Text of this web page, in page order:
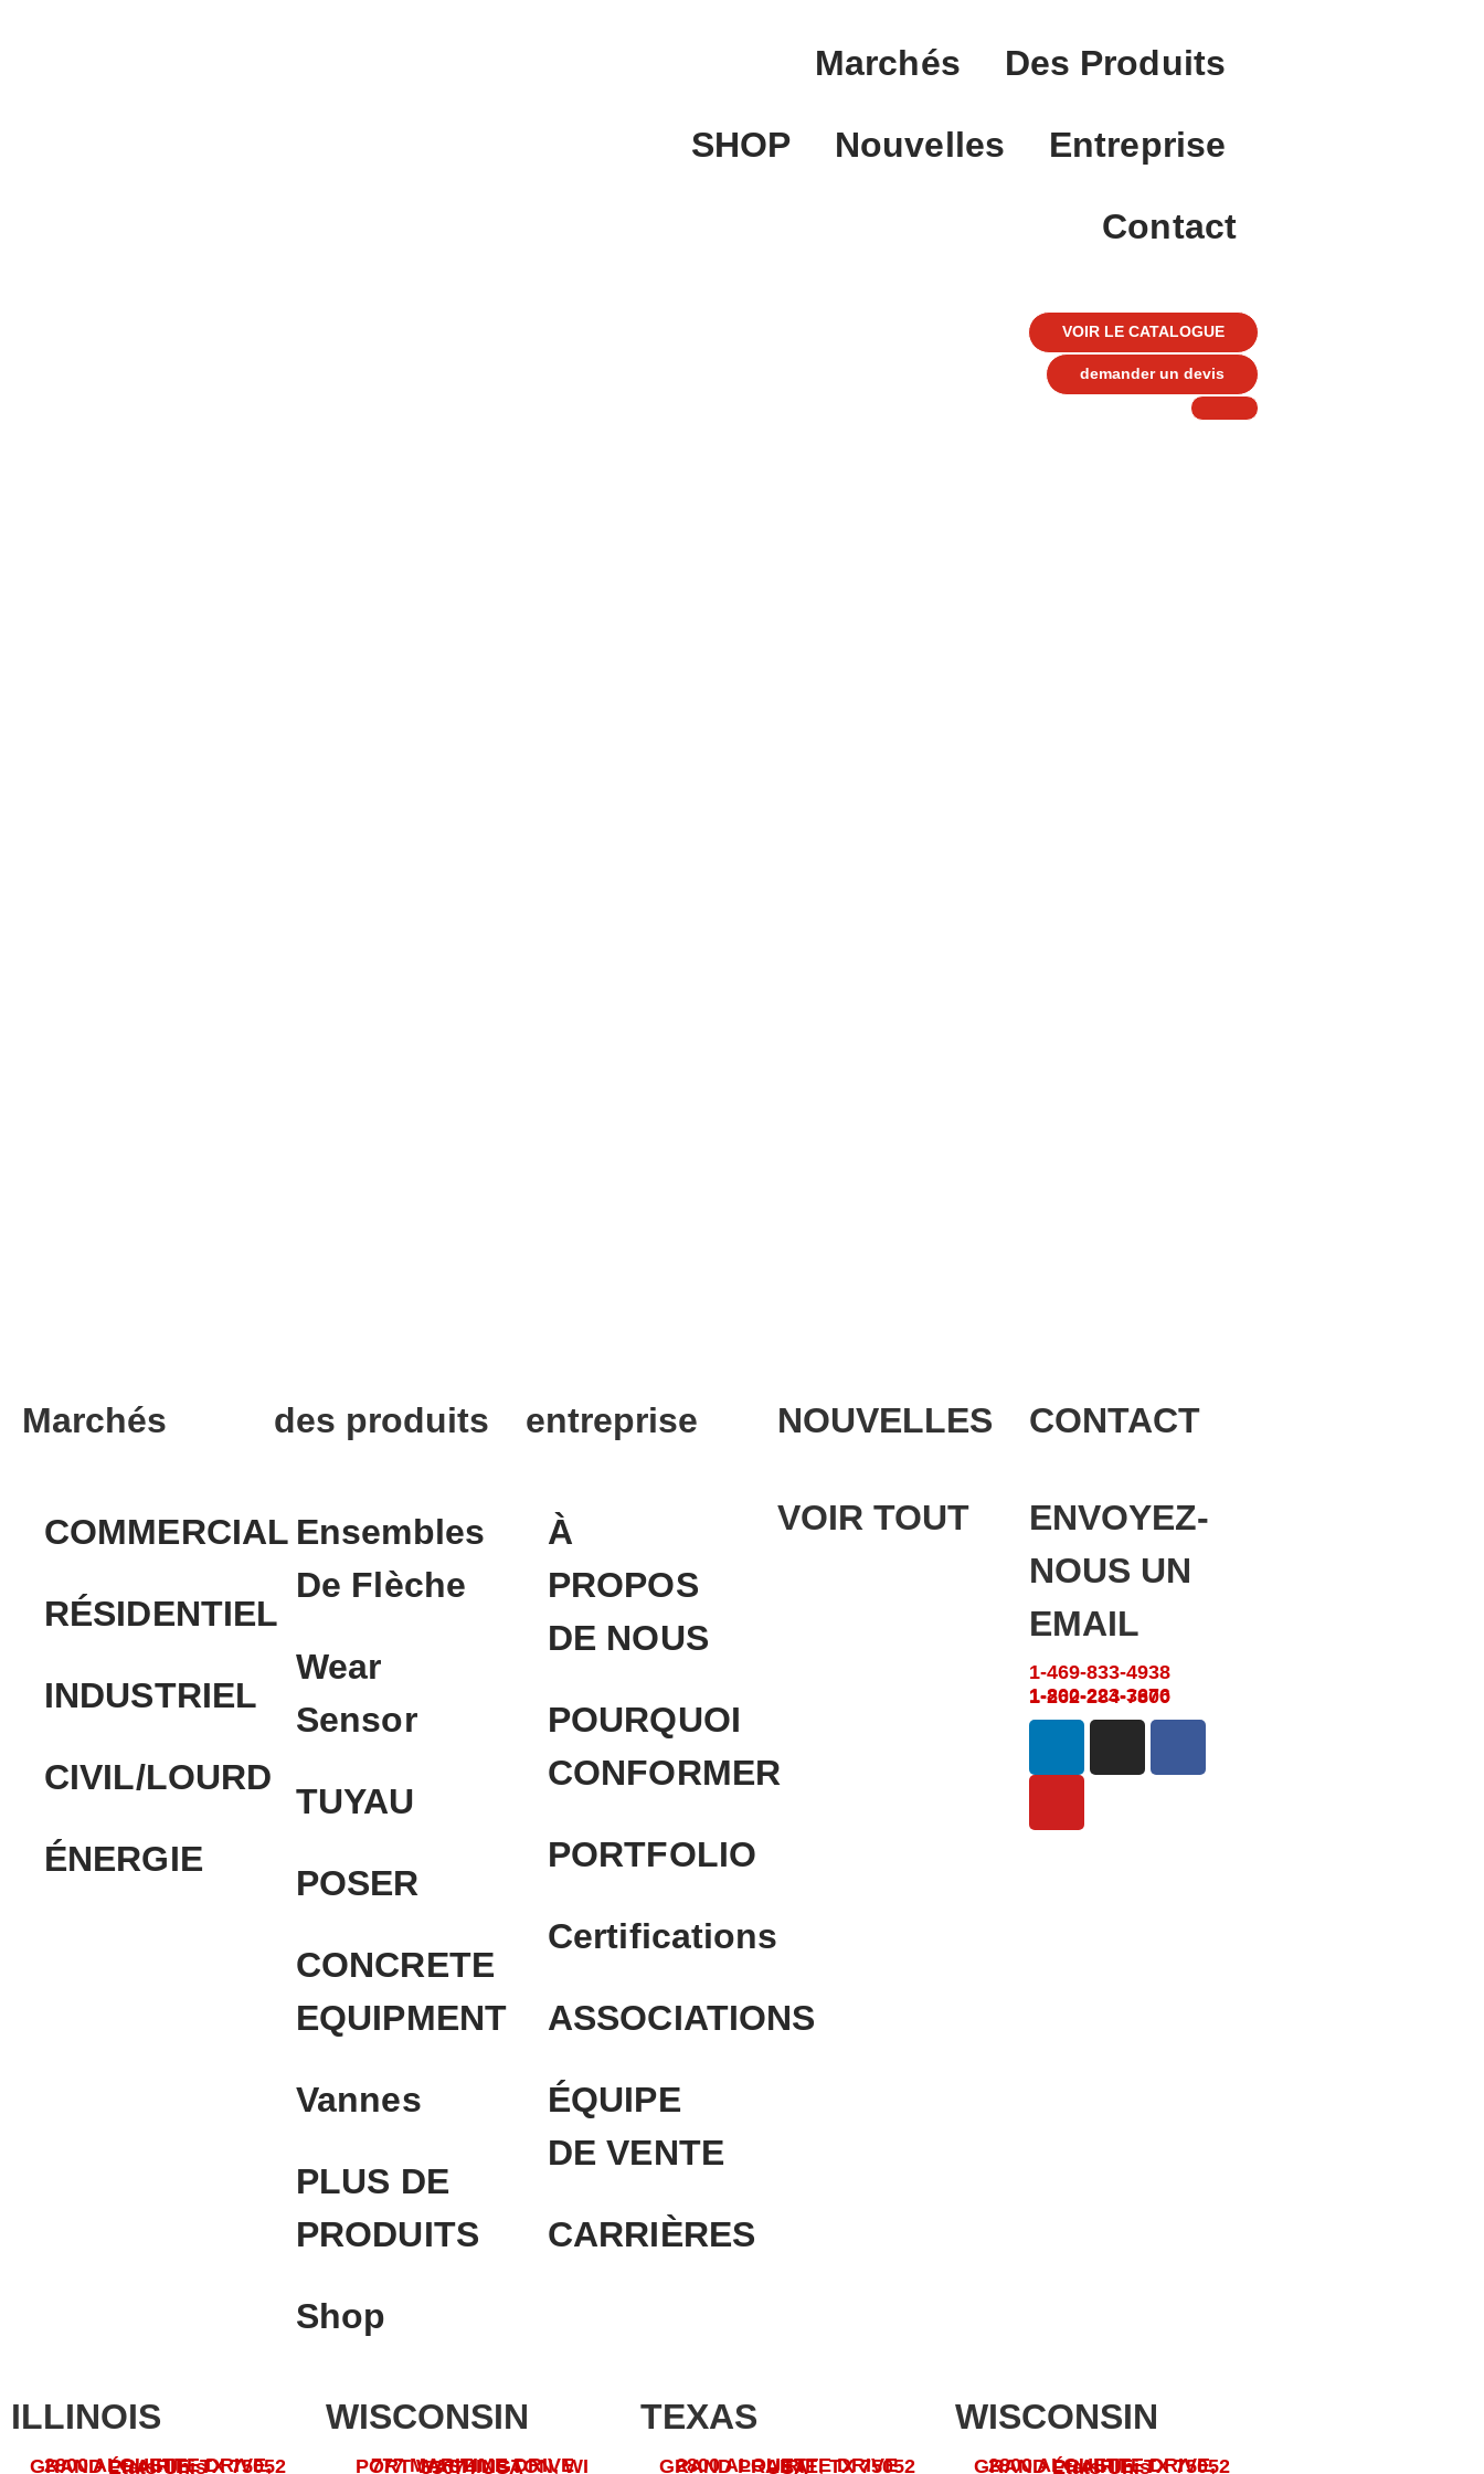
Marchés Des Produits
SHOP Nouvelles Entreprise
Contact
VOIR LE CATALOGUE
demander un devis
Marchés
COMMERCIAL
RÉSIDENTIEL
INDUSTRIEL
CIVIL/LOURD
ÉNERGIE
des produits
Ensembles
De Flèche
Wear
Sensor
TUYAU
POSER
CONCRETE
EQUIPMENT
Vannes
PLUS DE
PRODUITS
Shop
entreprise
À
PROPOS
DE NOUS
POURQUOI
CONFORMER
PORTFOLIO
Certifications
ASSOCIATIONS
ÉQUIPE
DE VENTE
CARRIÈRES
NOUVELLES
VOIR TOUT
CONTACT
ENVOYEZ-
NOUS UN
EMAIL
1-469-833-4938
1-800-223-3676
1-262-284-7800
ILLINOIS
2800 ALOUETTE DRIVE, GRAND PRAIRIE, TX 75052 États-Unis
WISCONSIN
777 MARITIME DRIVE
PORT WASHINGTON, WI 53074 USA
TEXAS
2800 ALOUETTE DRIVE
GRAND PRAIRIE, TX 75052 USA
WISCONSIN
2800 ALOUETTE DRIVE, GRAND PRAIRIE, TX 75052 États-Unis